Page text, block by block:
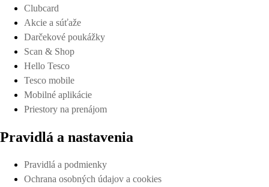
Clubcard
Akcie a súťaže
Darčekové poukážky
Scan & Shop
Hello Tesco
Tesco mobile
Mobilné aplikácie
Priestory na prenájom
Pravidlá a nastavenia
Pravidlá a podmienky
Ochrana osobných údajov a cookies